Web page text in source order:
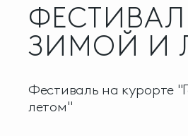
ЗИМОЙ И
Фестиваль на курорте
летом"